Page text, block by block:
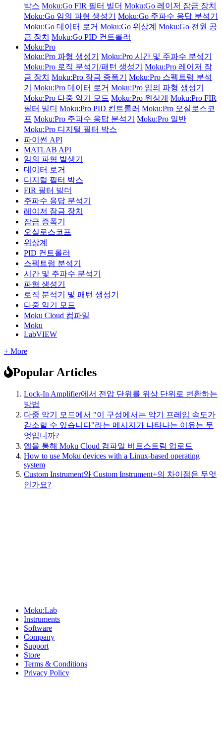
박스 Moku:Go FIR 필터 빌더 Moku:Go 레이저 잠금 장치
Moku:Go 임의 파형 생성기
Moku:Go 주파수 응답 분석기
Moku:Go 데이터 로거 Moku:Go 위상계 Moku:Go 전원 공
급 장치 Moku:Go PID 컨트롤러
Moku:Pro
Moku:Pro 파형 생성기
Moku:Pro 시간 및 주파수 분석기
Moku:Pro 로직 분석기/패턴 생성기
Moku:Pro 레이저 잠
금 장치 Moku:Pro 잠금 증폭기
Moku:Pro 스펙트럼 분석
기
Moku:Pro 데이터 로거 Moku:Pro 임의 파형 생성기
Moku:Pro 다중 악기 모드 Moku:Pro 위상계 Moku:Pro FIR
필터 빌더 Moku:Pro PID 컨트롤러 Moku:Pro 오실로스코
프 Moku:Pro 주파수 응답 분석기
Moku:Pro 일반
Moku:Pro 디지털 필터 박스
파이썬 API
MATLAB API
임의 파형 발생기
데이터 로거
디지털 필터 박스
FIR 필터 빌더
주파수 응답 분석기
레이저 잠금 장치
잠금 증폭기
오실로스코프
위상계
PID 컨트롤러
스펙트럼 분석기
시간 및 주파수 분석기
파형 생성기
로직 분석기 및 패턴 생성기
다중 악기 모드
Moku Cloud 컴파일
Moku
LabVIEW
+ More
Popular Articles
Lock-In Amplifier에서 전압 단위를 위상 단위로 변환하는
방법
다중 악기 모드에서 "이 구성에서는 악기 프레임 속도가
감소할 수 있습니다"라는 메시지가 나타나는 이유는 무
엇입니까?
앱을 통해 Moku Cloud 컴파일 비트스트림 업로드
How to use Moku devices with a Linux-based operating
system
Custom Instrument와 Custom Instrument+의 차이점은 무엇
인가요?
Moku:Lab
Instruments
Software
Company
Support
Store
Terms & Conditions
Privacy Policy